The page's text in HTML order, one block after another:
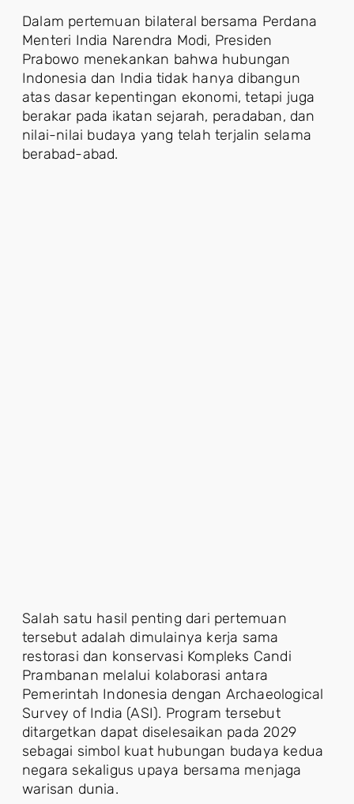
Dalam pertemuan bilateral bersama Perdana
Menteri India Narendra Modi, Presiden
Prabowo menekankan bahwa hubungan
Indonesia dan India tidak hanya dibangun
atas dasar kepentingan ekonomi, tetapi juga
berakar pada ikatan sejarah, peradaban, dan
nilai-nilai budaya yang telah terjalin selama
berabad-abad.
Salah satu hasil penting dari pertemuan
tersebut adalah dimulainya kerja sama
restorasi dan konservasi Kompleks Candi
Prambanan melalui kolaborasi antara
Pemerintah Indonesia dengan Archaeological
Survey of India (ASI). Program tersebut
ditargetkan dapat diselesaikan pada 2029
sebagai simbol kuat hubungan budaya kedua
negara sekaligus upaya bersama menjaga
warisan dunia.